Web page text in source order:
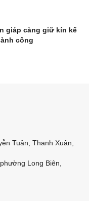
giáp càng giữ kín kế
công
Tuân, Thanh Xuân,
Long Biên,